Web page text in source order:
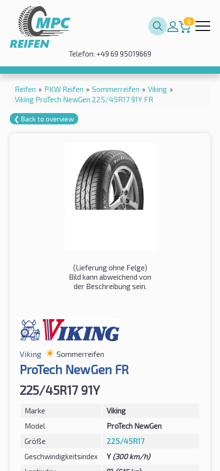
0
Telefon: +49 69 95019669
Reifen » PKW Reifen » Sommerreifen » Viking »
Viking ProTech NewGen 225/45R17 91Y FR
❮ Back to overview
(Lieferung ohne Felge)
Bild kann abweichend von
der Beschreibung sein.
Viking Sommerreifen
ProTech NewGen FR
225/45R17 91Y
Marke
Viking
Model
ProTech NewGen
Größe
225/45R17
Geschwindigkeitsindex
Y (300 km/h)